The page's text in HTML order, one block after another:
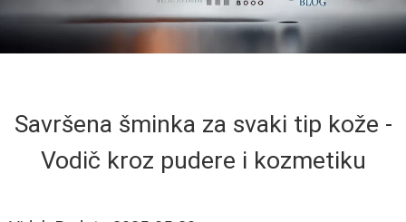
Savršena šminka za svaki tip kože -
Vodič kroz pudere i kozmetiku